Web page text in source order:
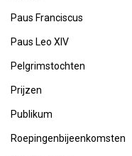
Paus Franciscus
Paus Leo XIV
Pelgrimstochten
Prijzen
Publikum
Roepingenbijeenkomsten